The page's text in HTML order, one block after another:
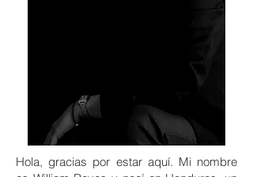
Hola, gracias por estar aquí. Mi nombre